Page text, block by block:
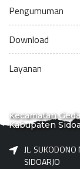
Pengumuman
Download
Layanan
Kecamatan
Kabupaten
JL.
SIDOARJO